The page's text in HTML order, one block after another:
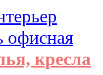
офисная
кресла